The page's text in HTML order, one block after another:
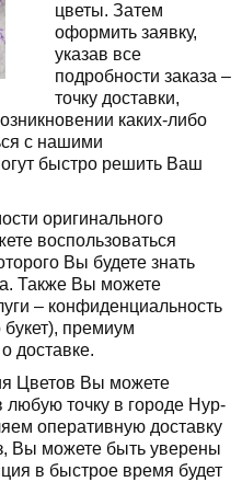
цветы. Затем
оформить заявку,
указав все
подробности заказа –
точку доставки,
каких-либо
с нашими
быстро решить Ваш
оригинального
воспользоваться
Вы будете знать
Также Вы можете
– конфиденциальность
букет), премиум
доставке.
Цветов Вы можете
любую точку в городе Нур-
оперативную доставку
Вы можете быть уверены
в быстрое время будет